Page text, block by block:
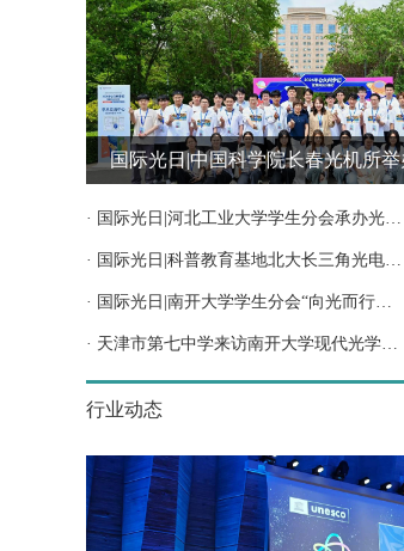
· 国际光日|河北工业大学学生分会承办光学知识竞赛活动
· 国际光日|科普教育基地北大长三角光电院举办光学科普活动
· 国际光日|南开大学学生分会“向光而行，南开筑梦”活动成功举办
· 天津市第七中学来访南开大学现代光学科普基地
行业动态